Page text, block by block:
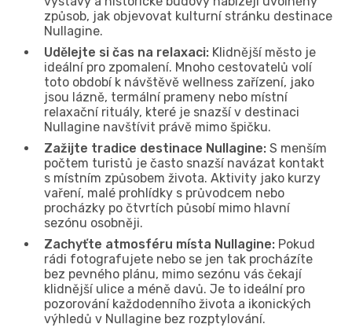
způsob, jak objevovat kulturní stránku destinace
Nullagine.
Udělejte si čas na relaxaci: Klidnější město je
ideální pro zpomalení. Mnoho cestovatelů volí
toto období k návštěvě wellness zařízení, jako
jsou lázně, termální prameny nebo místní
relaxační rituály, které je snazší v destinaci
Nullagine navštívit právě mimo špičku.
Zažijte tradice destinace Nullagine: S menším
počtem turistů je často snazší navázat kontakt
s místním způsobem života. Aktivity jako kurzy
vaření, malé prohlídky s průvodcem nebo
procházky po čtvrtích působí mimo hlavní
sezónu osobněji.
Zachyťte atmosféru místa Nullagine: Pokud
rádi fotografujete nebo se jen tak procházíte
bez pevného plánu, mimo sezónu vás čekají
klidnější ulice a méně davů. Je to ideální pro
pozorování každodenního života a ikonických
výhledů v Nullagine bez rozptylování.